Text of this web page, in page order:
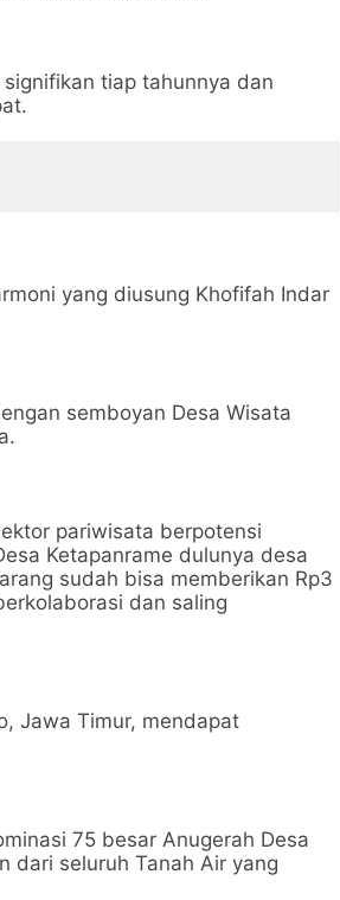
tiap tahunnya dan
yang diusung Khofifah Indar
semboyan Desa Wisata
pariwisata berpotensi
Ketapanrame dulunya desa
sudah bisa memberikan Rp3
dan saling
Jawa Timur, mendapat
75 besar Anugerah Desa
dari seluruh Tanah Air yang